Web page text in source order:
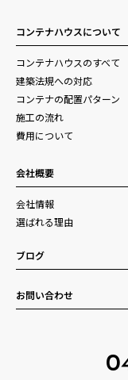
コンテナハウスについて
コンテナハウスのすべて
建築法規への対応
コンテナの配置パターン
施工の流れ
費用について
会社概要
会社情報
選ばれる理由
ブログ
お問い合わせ